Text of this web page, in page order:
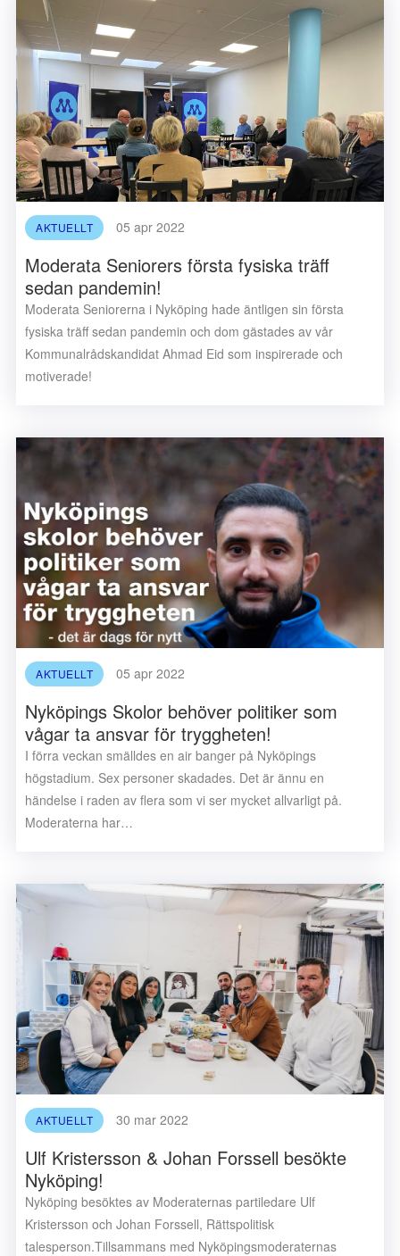
AKTUELLT 05 apr 2022
Moderata Seniorers första fysiska träff
sedan pandemin!
Moderata Seniorerna i Nyköping hade äntligen sin första
fysiska träff sedan pandemin och dom gästades av vår
Kommunalrådskandidat Ahmad Eid som inspirerade och
motiverade!
AKTUELLT 05 apr 2022
Nyköpings Skolor behöver politiker som
vågar ta ansvar för tryggheten!
I förra veckan smälldes en air banger på Nyköpings
högstadium. Sex personer skadades. Det är ännu en
händelse i raden av flera som vi ser mycket allvarligt på.
Moderaterna har…
AKTUELLT 30 mar 2022
Ulf Kristersson & Johan Forssell besökte
Nyköping!
Nyköping besöktes av Moderaternas partiledare Ulf
Kristersson och Johan Forssell, Rättspolitisk
talesperson.Tillsammans med Nyköpingsmoderaternas